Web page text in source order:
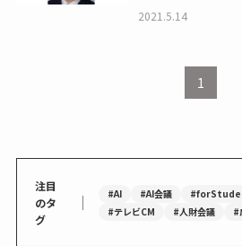
2021.5.14
1
注目
のタ
グ
｜ #AI #AI会議
#テレビCM
#人財会議 #